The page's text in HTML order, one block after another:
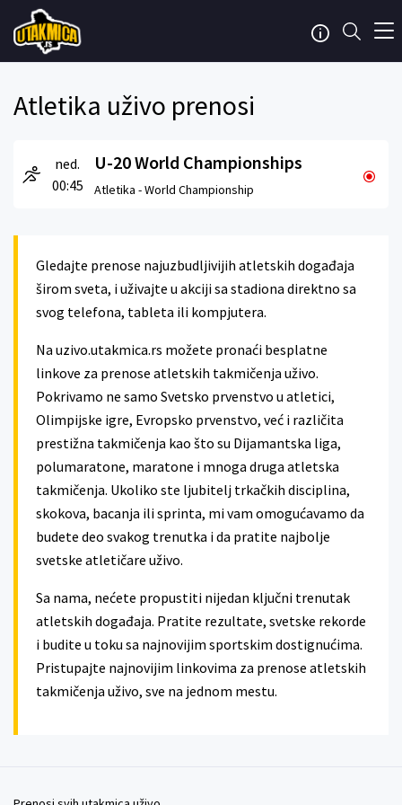
Atletika uživo prenosi
ned.
00:45
U-20 World Championships
Atletika -World Championship
Gledajte prenose najuzbudljivijih atletskih događaja
širom sveta, i uživajte u akciji sa stadiona direktno sa
svog telefona, tableta ili kompjutera.
Na uzivo.utakmica.rs možete pronaći besplatne
linkove za prenose atletskih takmičenja uživo.
Pokrivamo ne samo Svetsko prvenstvo u atletici,
Olimpijske igre, Evropsko prvenstvo, već i različita
prestižna takmičenja kao što su Dijamantska liga,
polumaratone, maratone i mnoga druga atletska
takmičenja. Ukoliko ste ljubitelj trkačkih disciplina,
skokova, bacanja ili sprinta, mi vam omogućavamo da
budete deo svakog trenutka i da pratite najbolje
svetske atletičare uživo.
Sa nama, nećete propustiti nijedan ključni trenutak
atletskih događaja. Pratite rezultate, svetske rekorde
i budite u toku sa najnovijim sportskim dostignućima.
Pristupajte najnovijim linkovima za prenose atletskih
takmičenja uživo, sve na jednom mestu.